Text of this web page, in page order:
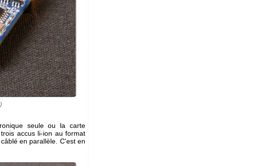
seule ou la carte
accus li-ion au format
en parallèle. C'est en